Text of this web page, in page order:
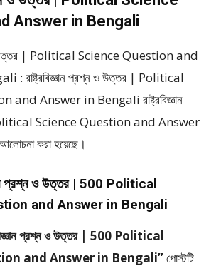
Answer in Bengali
ও উত্তর | Political Science Question and
: রাষ্ট্রবিজ্ঞান প্রশ্ন ও উত্তর | Political
and Answer in Bengali রাষ্ট্রবিজ্ঞান
Science Question and Answer
করা হয়েছে।
প্রশ্ন ও উত্তর | 500 Political
and Answer in Bengali
প্রশ্ন ও উত্তর | 500 Political
and Answer in Bengali”পোস্টটি